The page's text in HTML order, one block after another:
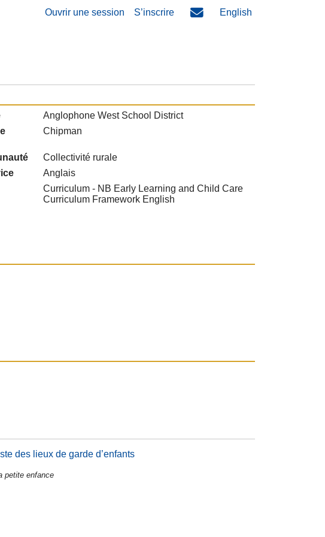
Ouvrir une session S’inscrire English
Anglophone West School District
Chipman
Collectivité rurale
Anglais
Curriculum - NB Early Learning and Child Care
Curriculum Framework English
des lieux de garde d’enfants
petite enfance